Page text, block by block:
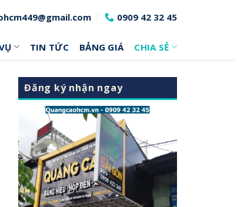
0909 42 32 45
TIN TỨC BẢNG GIÁ CHIA SẺ
Đăng ký nhận ngay